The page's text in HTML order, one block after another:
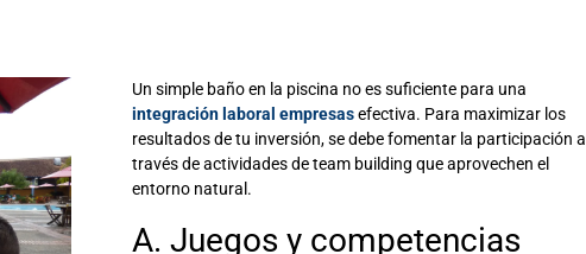
Un simple baño en la piscina no es suficiente para una
integración laboral empresasefectiva. Para maximizar los
resultados de tu inversión, se debe fomentar la participación a
través de actividades deteam building que aprovechen el
entorno natural.
A. Juegos y competencias